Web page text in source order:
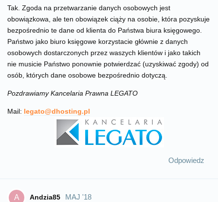
Tak. Zgoda na przetwarzanie danych osobowych jest
obowiązkowa, ale ten obowiązek ciąży na osobie, która pozyskuje
bezpośrednio te dane od klienta do Państwa biura księgowego.
Państwo jako biuro księgowe korzystacie głównie z danych
osobowych dostarczonych przez waszych klientów i jako takich
nie musicie Państwo ponownie potwierdzać (uzyskiwać zgody) od
osób, których dane osobowe bezpośrednio dotyczą.
Pozdrawiamy Kancelaria Prawna LEGATO
Mail: legato@dhosting.pl
Odpowiedz
A Andzia85 MAJ '18